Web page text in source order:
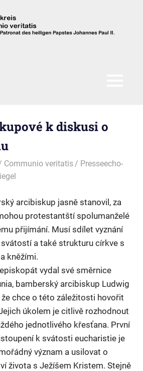
k diskusi o
Communio veritatis
Presseecho-
arcibiskup jasně stanovil, za
protestantští spolumanželé
přijímání. Musí sdílet vyznání
a také strukturu církve s
kněžími.
vydal své směrnice
bamberský arcibiskup Ludwig
chce o této záležitosti hovořit
úkolem je citlivě rozhodnout
jednotlivého křesťana. První
k svátosti eucharistie je
význam a usilovat o
života s Ježíšem Kristem. Stejně